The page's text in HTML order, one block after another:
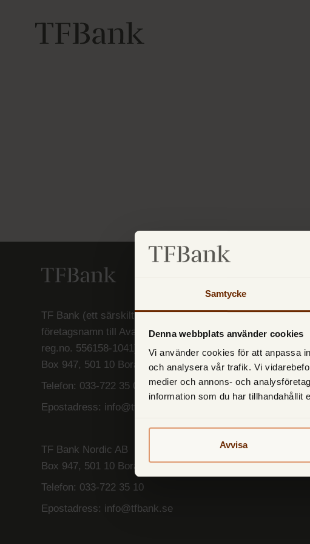
Samtycke
Denna webbplats använder cookies
Vi använder cookies för att anpassa
och analysera vår trafik. Vi
medier och annons- och
information som du har tillhandahållit
Avvisa
TF Bank (ett särskilt
företagsnamn till Avarda Bank AB (publ)
reg.no. 556158-1041)
Box 947, 501 10 Borås
Telefon: 033-722 35 00
Epostadress: info@tfbank.se
TF Bank Nordic AB
Box 947, 501 10 Borås
Telefon: 033-722 35 10
Epostadress: info@tfbank.se